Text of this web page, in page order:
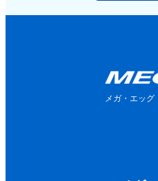
メガ・エッグ